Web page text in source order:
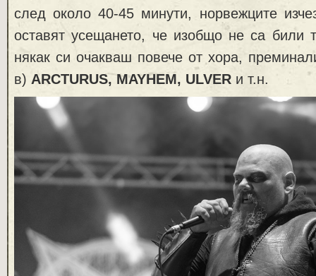
след около 40-45 минути, норвежците
оставят усещането, че изобщо не са
някак си очакваш повече от хора,
в) ARCTURUS, MAYHEM, ULVER и т.н.